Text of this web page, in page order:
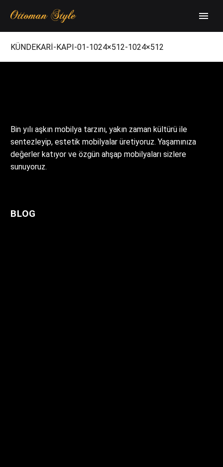
KÜNDEKARİ-KAPI-01-1024×512-1024×512
Bin yılı aşkın mobilya tarzını, yakın zaman kültürü ile
sentezleyip, estetik mobilyalar üretiyoruz. Yaşamınıza
değerler katıyor ve özgün ahşap mobilyaları sizlere
sunuyoruz.
BLOG